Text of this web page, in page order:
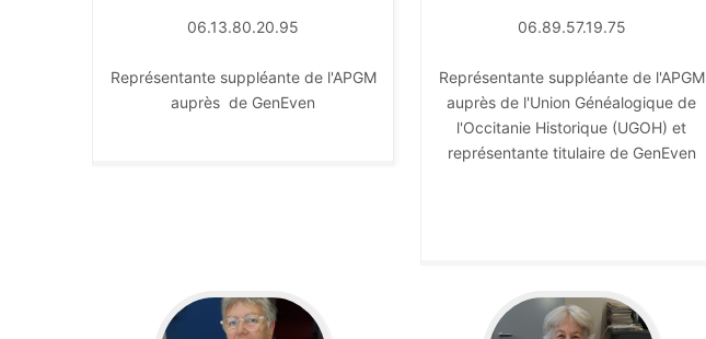
06.13.80.20.95
Représentante suppléante de l'APGM
auprès de GenEven
06.89.57.19.75
Représentante suppléante de l'APGM
auprès de l'Union Généalogique de
l'Occitanie Historique (UGOH) et
représentante titulaire de GenEven